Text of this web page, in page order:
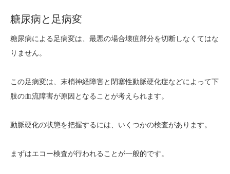
糖尿病と足病変
糖尿病による足病変は、最悪の場合壊疽部分を切断しなくてはな
りません。
この足病変は、末梢神経障害と閉塞性動脈硬化症などによって下
肢の血流障害が原因となることが考えられます。
動脈硬化の状態を把握するには、いくつかの検査があります。
まずはエコー検査が行われることが一般的です。